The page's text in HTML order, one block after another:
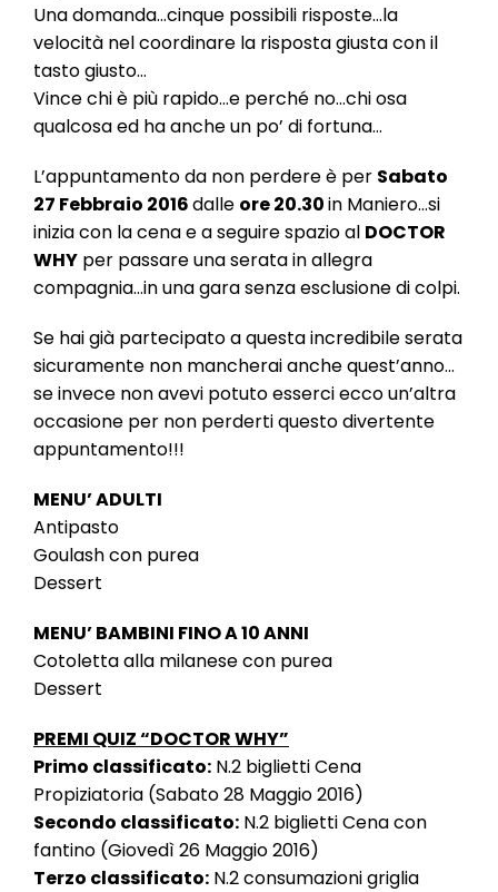
Una domanda…cinque possibili risposte…la
velocità nel coordinare la risposta giusta con il
tasto giusto…
Vince chi è più rapido…e perché no…chi osa
qualcosa ed ha anche un po’ di fortuna…
L’appuntamento da non perdere è per Sabato
27 Febbraio 2016dalle ore 20.30in Maniero…si
inizia con la cena e a seguire spazio al DOCTOR
WHY per passare una serata in allegra
compagnia…in una gara senza esclusione di colpi.
Se hai già partecipato a questa incredibile serata
sicuramente non mancherai anche quest’anno…
se invece non avevi potuto esserci ecco un’altra
occasione per non perderti questo divertente
appuntamento!!!
MENU’ ADULTI
Antipasto
Goulash con purea
Dessert
MENU’ BAMBINI FINO A 10 ANNI
Cotoletta alla milanese con purea
Dessert
PREMI QUIZ “DOCTOR WHY”
Primo classificato: N.2 biglietti Cena
Propiziatoria (Sabato 28 Maggio 2016)
Secondo classificato: N.2 biglietti Cena con
fantino (Giovedì 26 Maggio 2016)
Terzo classificato: N.2 consumazioni griglia